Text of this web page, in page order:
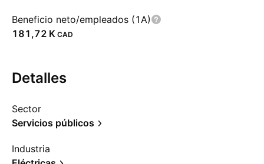
Beneficio neto/empleados (1A)
‪181,72 K‬ CAD
Detalles
Sector
Servicios públicos
Industria